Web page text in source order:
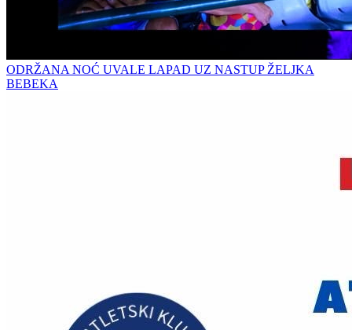
ODRŽANA NOĆ UVALE LAPAD UZ NASTUP ŽELJKA
BEBEKA